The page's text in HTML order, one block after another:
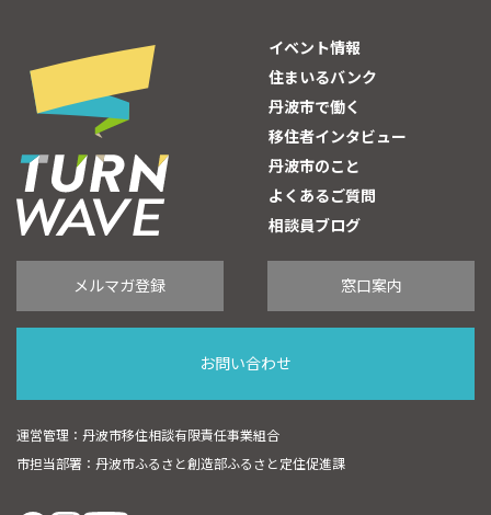
イベント情報
住まいるバンク
丹波市で働く
移住者インタビュー
丹波市のこと
よくあるご質問
相談員ブログ
メルマガ登録 窓口案内
お問い合わせ
運営管理：丹波市移住相談有限責任事業組合
市担当部署：丹波市ふるさと創造部ふるさと定住促進課